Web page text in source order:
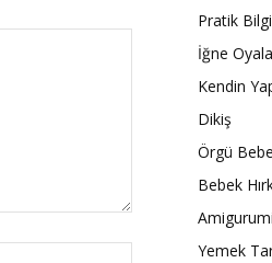
Pratik
İğne
Kendin
Dikiş
Örgü
Bebek
Amigurumi
Yemek